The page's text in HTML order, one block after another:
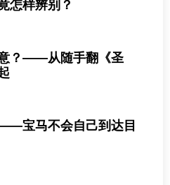
怎样辨别？
？——从随手翻《圣
宝马不会自己到达目